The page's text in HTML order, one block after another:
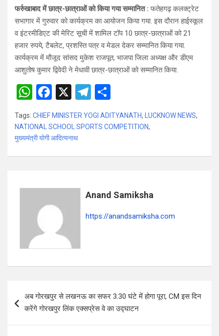
फर्रुखाबाद में छात्र-छात्राओं को किया गया सम्मानित :फतेहगढ़ कलक्ट्रेट
सभागार में गुरुवार को कार्यक्रम का आयोजन किया गया. इस दौरान हाईस्कूल
व इंटरमीडिएट की मेरिट सूची में शामिल टॉप 10 छात्र-छात्राओं को 21
हजार रुपये, टैबलेट, प्रशस्ति पत्र व मेडल देकर सम्मानित किया गया.
कार्यक्रम में मौजूद सांसद मुकेश राजपूत, भाजपा जिला अध्यक्ष और डीएम
आशुतोष कुमार द्विवेदी ने मेधावी छात्र-छात्राओं को सम्मानित किया.
W
h
at
s
A
p
F
a
ce
b
o
k
X
T
el
e
a
h
ar
Tags: CHIEF MINISTER YOGI ADITYANATH, LUCKNOW NEWS,
NATIONAL SCHOOL SPORTS COMPETITION,
मुख्यमंत्री योगी आदित्यनाथ
Anand Samiksha
https://anandsamiksha.com
अब गोरखपुर से लखनऊ का सफर 3.30 घंटे में होगा पूरा, CM इस दिन
करेंगे गोरखपुर लिंक एक्सप्रेस वे का उद्घाटन